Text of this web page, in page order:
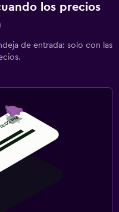
los precios
de entrada: solo con las